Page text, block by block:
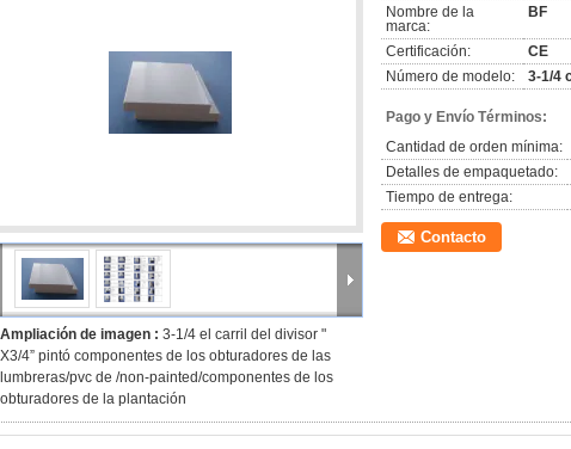
Ampliación de imagen : 3-1/4 el carril del divisor "
X3/4” pintó componentes de los obturadores de las
lumbreras/pvc de /non-painted/componentes de los
obturadores de la plantación
Nombre de la
marca:
BF
Certificación:
CE
Número de modelo:
3-1/4
Pago y Envío Términos:
Cantidad de orden mínima:
Detalles de empaquetado:
Tiempo de entrega:
Contacto